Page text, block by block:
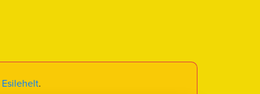
Esilehelt.